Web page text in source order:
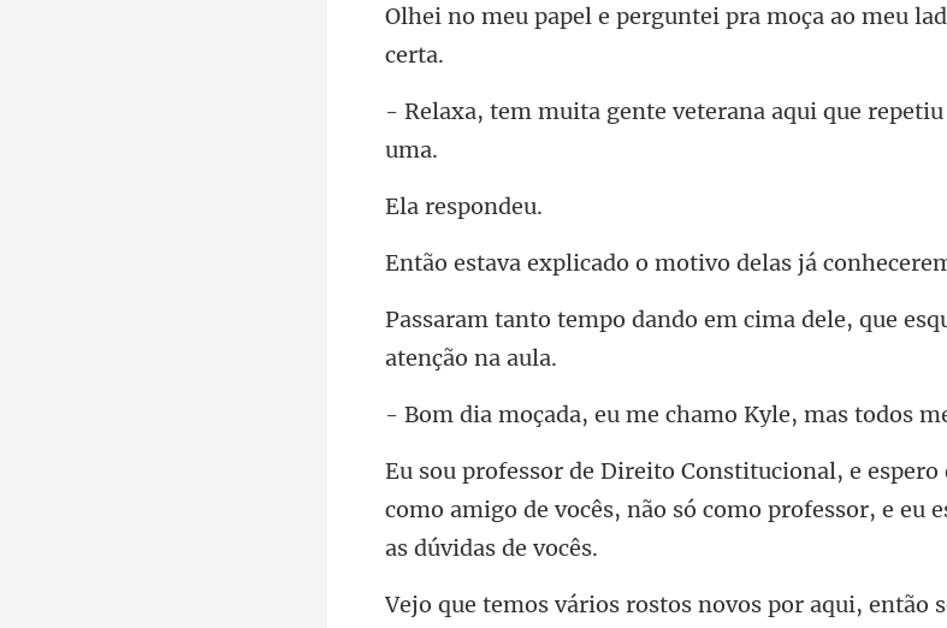
ntei pra moça ao meu
veterana aqui que
respo
cado o motivo delas
em cima dele, que
me chamo Kyle, mas t
como amigo de vocês, não só como profe
rostos novos por aqui,